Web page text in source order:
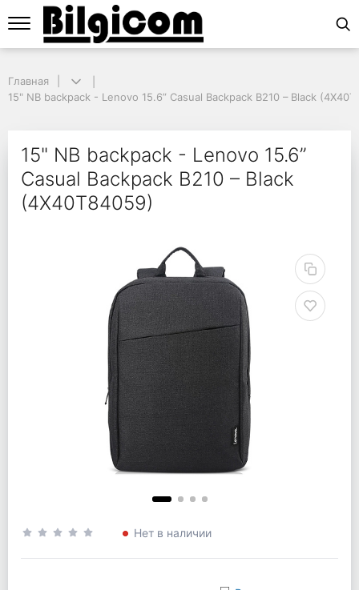
15" NB backpack - Lenovo 15.6” Casual Backpack B210 – Black
15" NB backpack -
Главная
15" NB backpack - Lenovo 15.6” Casual Backpack B210 – Black
15" NB backpack - Lenovo 15.6”
Casual Backpack B210 – Black
(4X40T84059)
Нет в наличии